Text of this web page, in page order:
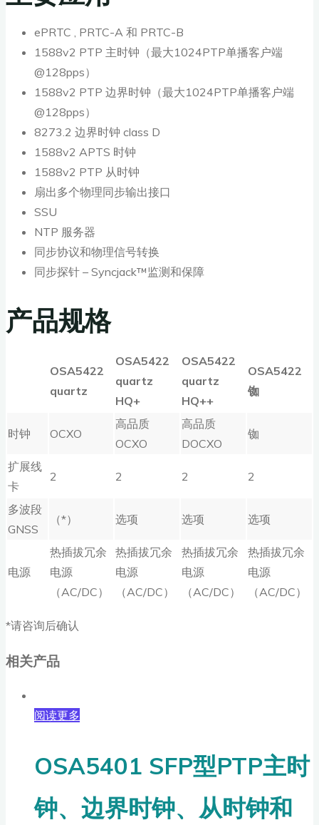
ePRTC , PRTC-A 和 PRTC-B
1588v2 PTP 主时钟（最大1024PTP单播客户端
@128pps）
1588v2 PTP 边界时钟（最大1024PTP单播客户端
@128pps）
8273.2 边界时钟 class D
1588v2 APTS 时钟
1588v2 PTP 从时钟
扇出多个物理同步输出接口
SSU
NTP 服务器
同步协议和物理信号转换
同步探针 – Syncjack™监测和保障
产品规格
OSA5422
quartz
OSA5422
quartz
HQ+
OSA5422
quartz
HQ++
OSA5422
铷
时钟 OCXO
高品质
OCXO
高品质
DOCXO
铷
扩展线
卡
2 2 2 2
多波段
GNSS
（*） 选项 选项 选项
电源
热插拔冗余
电源
（AC/DC）
热插拔冗余
电源
（AC/DC）
热插拔冗余
电源
（AC/DC）
热插拔冗余
电源
（AC/DC）
*请咨询后确认
相关产品
阅读更多
OSA5401 SFP型PTP主时
钟、边界时钟、从时钟和